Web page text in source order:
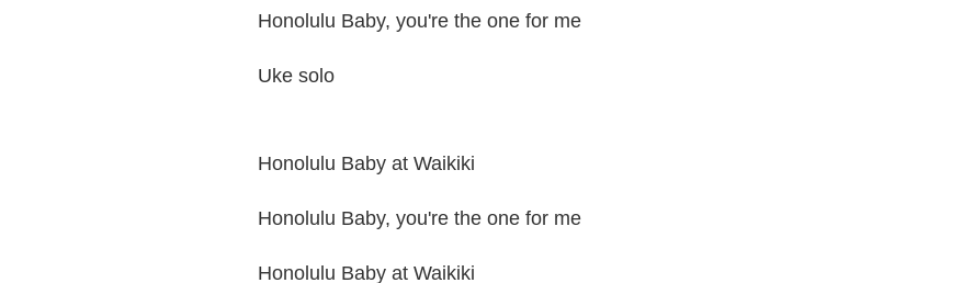
Honolulu Baby, you're the one for me
Uke solo
Honolulu Baby at Waikiki
Honolulu Baby, you're the one for me
Honolulu Baby at Waikiki